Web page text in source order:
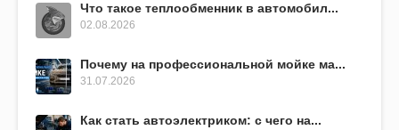
Что такое теплообменник в автомобил...
02.08.2026
Почему на профессиональной мойке ма...
31.07.2026
Как стать автоэлектриком: с чего на...